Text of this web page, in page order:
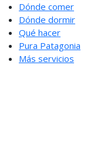
Dónde comer
Dónde dormir
Qué hacer
Pura Patagonia
Más servicios